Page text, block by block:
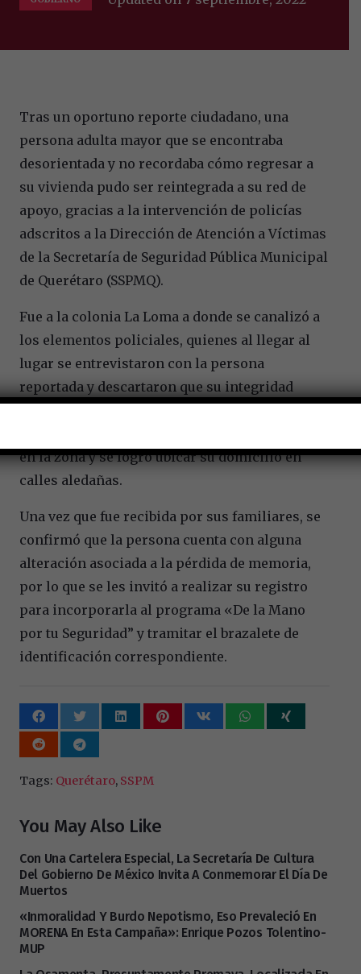
Tras un oportuno reporte ciudadano, una
persona adulta mayor que se encontraba
desorientada y no recordaba cómo regresar a
su vivienda pudo ser reintegrada a su red de
apoyo, gracias a la intervención de policías
adscritos a la Dirección de Atención a Víctimas
de la Secretaría de Seguridad Pública Municipal
de Querétaro (SSPMQ).
Fue a la colonia La Loma a donde se canalizó a
los elementos policiales, quienes al llegar al
lugar se entrevistaron con la persona
reportada y descartaron que su integridad
en la zona y se logró ubicar su domicilio en
calles aledañas.
Una vez que fue recibida por sus familiares, se
confirmó que la persona cuenta con alguna
alteración asociada a la pérdida de memoria,
por lo que se les invitó a realizar su registro
para incorporarla al programa «De la Mano
por tu Seguridad” y tramitar el brazalete de
identificación correspondiente.
Tags: Querétaro, SSPM
You May Also Like
Con Una Cartelera Especial, La Secretaría De Cultura
Del Gobierno De México Invita A Conmemorar El Día De
Muertos
«Inmoralidad Y Burdo Nepotismo, Eso Prevaleció En
MORENA En Esta Campaña»: Enrique Pozos Tolentino-
MUP